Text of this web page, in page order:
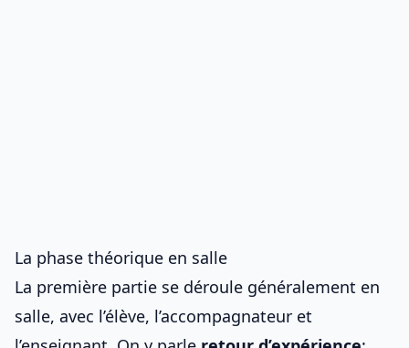
La phase théorique en salle
La première partie se déroule généralement en
salle, avec l’élève, l’accompagnateur et